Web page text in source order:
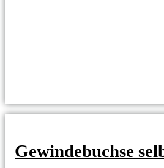
Gewindebuchse